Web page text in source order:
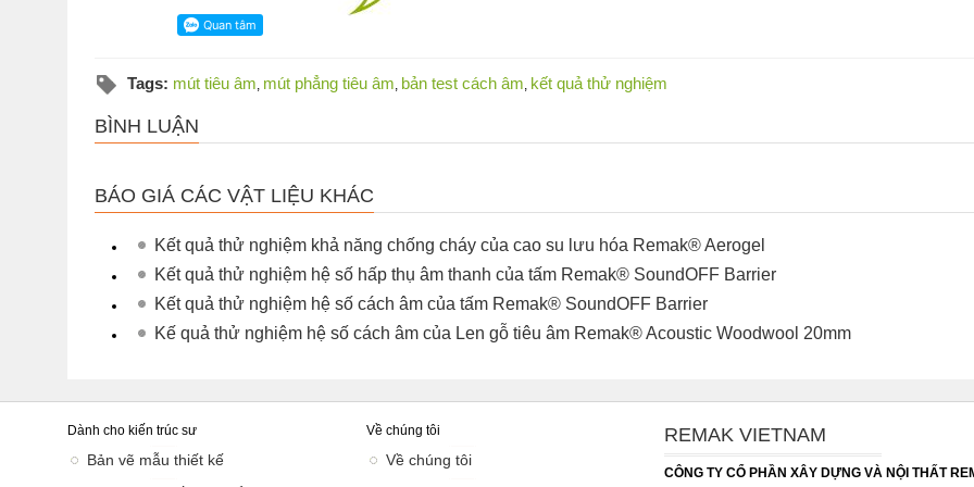
Tags: mút tiêu âm, mút phẳng tiêu âm, bản test cách âm, kết quả thử nghiệm
BÌNH LUẬN
BÁO GIÁ CÁC VẬT LIỆU KHÁC
Kết quả thử nghiệm khả năng chống cháy của cao su lưu hóa Remak® Aerogel
Kết quả thử nghiệm hệ số hấp thụ âm thanh của tấm Remak® SoundOFF Barrier
Kết quả thử nghiệm hệ số cách âm của tấm Remak® SoundOFF Barrier
Kế quả thử nghiệm hệ số cách âm của Len gỗ tiêu âm Remak® Acoustic Woodwool 20mm
Dành cho kiến trúc sư
Bản vẽ mẫu thiết kế
Về chúng tôi
Về chúng tôi
REMAK VIETNAM
CÔNG TY CỔ PHẦN XÂY DỰNG VÀ NỘI THẤT